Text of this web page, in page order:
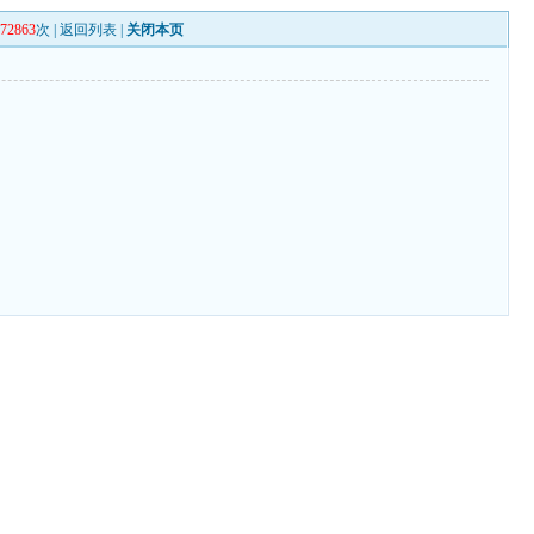
次 |返回列表 关闭本页